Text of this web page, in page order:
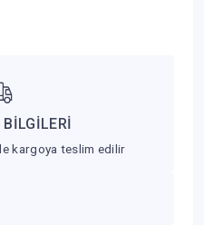
kargoya teslim edilir